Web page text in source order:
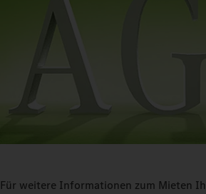
Für weitere Informationen zum Mieten